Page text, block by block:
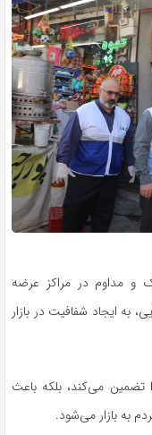
و مداوم در مراکز عرضه
به ایجاد شفافیت در بازار
تضمین می‌کند، بلکه باعث
به بازار می‌شود.